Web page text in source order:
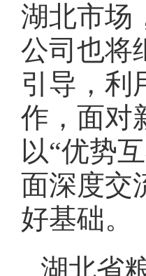
湖北市场
公司也将
引导，利
作，面对
以“优势
面深度交
好基础。
湖北省